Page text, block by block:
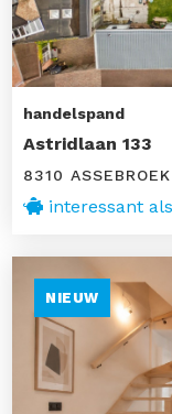
handelspand
Astridlaan 133
8310 ASSEBROEK
interessant
NIEUW